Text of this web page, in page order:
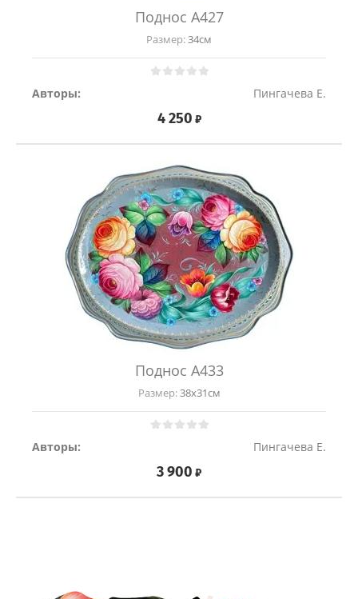
Поднос А427
Размер:34см
Авторы: Пингачева Е.
4 250 ₽
Поднос А433
Размер:38х31см
Авторы: Пингачева Е.
3 900 ₽